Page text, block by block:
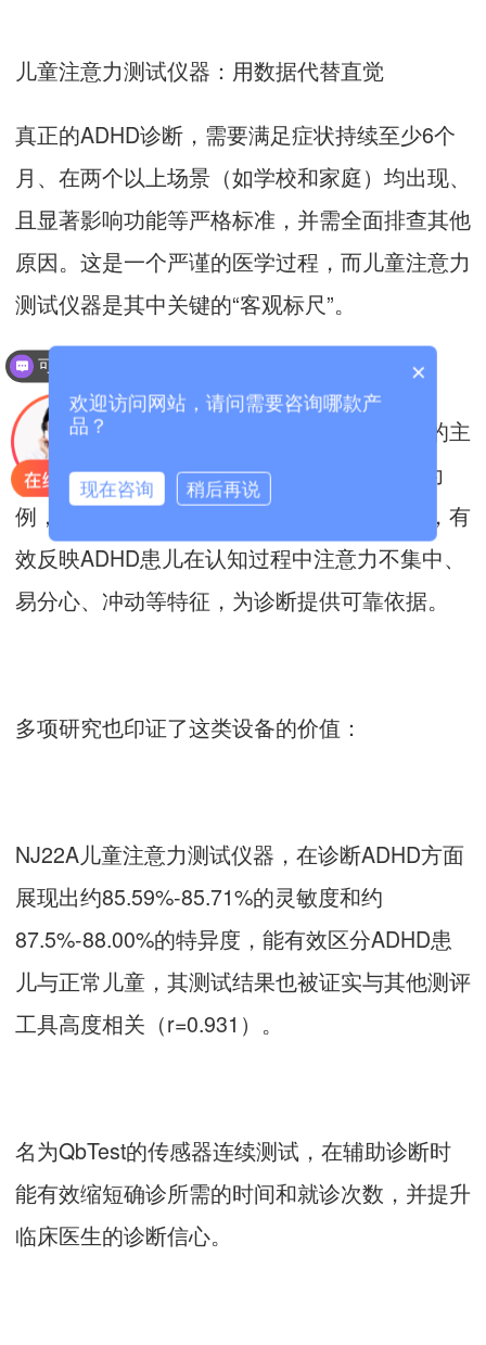
儿童注意力测试仪器：用数据代替直觉
真正的ADHD诊断，需要满足症状持续至少6个
月、在两个以上场景（如学校和家庭）均出现、
且显著影响功能等严格标准，并需全面排查其他
原因。这是一个严谨的医学过程，而儿童注意力
测试仪器是其中关键的“客观标尺”。
儿童注意力测试仪器能弥补传统问卷和观察的主
观不足。以视听整合连续测试软件（IVA） 为
例，它能客观评定儿童的注意力和控制能力，有
效反映ADHD患儿在认知过程中注意力不集中、
易分心、冲动等特征，为诊断提供可靠依据。
多项研究也印证了这类设备的价值：
NJ22A儿童注意力测试仪器，在诊断ADHD方面
展现出约85.59%-85.71%的灵敏度和约
87.5%-88.00%的特异度，能有效区分ADHD患
儿与正常儿童，其测试结果也被证实与其他测评
工具高度相关（r=0.931）。
名为QbTest的传感器连续测试，在辅助诊断时
能有效缩短确诊所需的时间和就诊次数，并提升
临床医生的诊断信心。
×
欢迎访问网站，请问需要咨询哪款产
品？
现在咨询 稍后再说